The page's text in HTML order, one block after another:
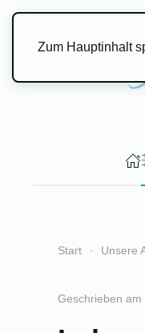
Zum Hauptinhalt
Start Unsere
Geschrieben am